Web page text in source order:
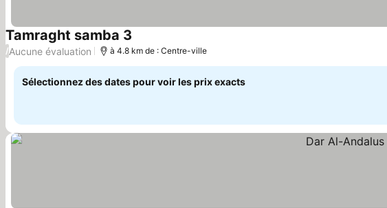
Tamraght samba 3
/Aucune évaluation à 4.8 km de : Centre-ville
Sélectionnez des dates pour voir les prix exacts